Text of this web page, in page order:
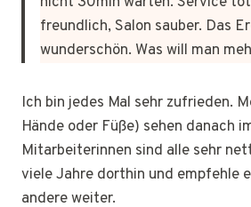
freundlich, Salon sauber. Das
wunderschön. Was will man
Ich bin jedes Mal sehr zufrieden.
Hände oder Füße) sehen danach
Mitarbeiterinnen sind alle sehr
viele Jahre dorthin und empfehle
andere weiter.